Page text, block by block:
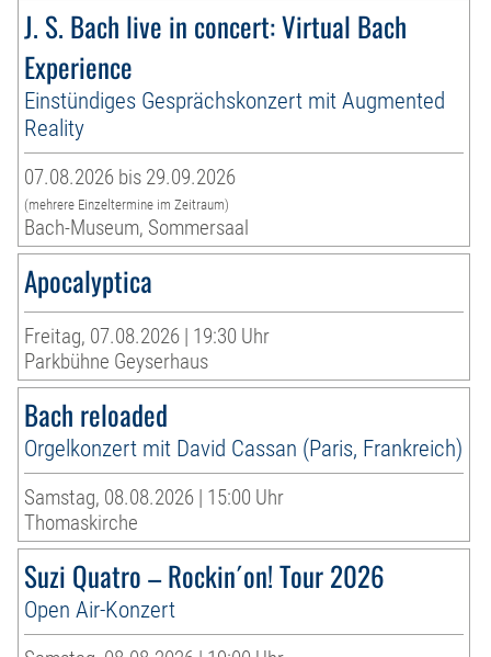
J. S. Bach live in concert: Virtual Bach
Experience
Einstündiges Gesprächskonzert mit Augmented
Reality
07.08.2026 bis 29.09.2026
(mehrere Einzeltermine im Zeitraum)
Bach-Museum, Sommersaal
Apocalyptica
Freitag, 07.08.2026 | 19:30 Uhr
Parkbühne Geyserhaus
Bach reloaded
Orgelkonzert mit David Cassan (Paris, Frankreich)
Samstag, 08.08.2026 | 15:00 Uhr
Thomaskirche
Suzi Quatro – Rockin´on! Tour 2026
Open Air-Konzert